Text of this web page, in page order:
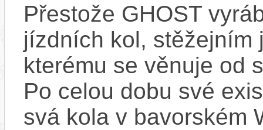
Přestože GHOST
jízdních kol, stěžejním
kterému se věnuje od
Po celou dobu své
svá kola v bavorském